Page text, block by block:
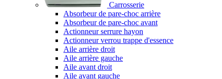
Carrosserie
Absorbeur de pare-choc arrière
Absorbeur de pare-choc avant
Actionneur serrure hayon
Actionneur verrou trappe d'essence
Aile arrière droit
Aile arrière gauche
Aile avant droit
Aile avant gauche